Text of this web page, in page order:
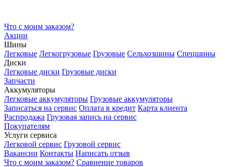
Что с моим заказом?
Акции
Шины
Легковые Легкогрузовые Грузовые Сельхозшины Спецшины
Диски
Легковые диски Грузовые диски
Запчасти
Аккумуляторы
Легковые аккумуляторы Грузовые аккумуляторы
Записаться на сервис Оплата в кредит Карта клиента
Распродажа Грузовая запись на сервис
Покупателям
Услуги сервиса
Легковой сервис Грузовой сервис
Вакансии Контакты Написать отзыв
Что с моим заказом? Сравнение товаров